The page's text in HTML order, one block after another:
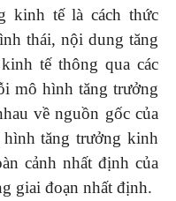
kinh tế là cách thức
thái, nội dung tăng
tế thông qua các
mô hình tăng trưởng
về nguồn gốc của
tăng trưởng kinh
cảnh nhất định của
giai đoạn nhất định.